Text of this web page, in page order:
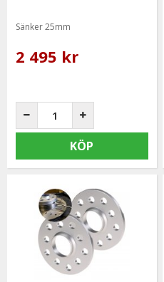
Sänker 25mm
2 495 kr
KÖP